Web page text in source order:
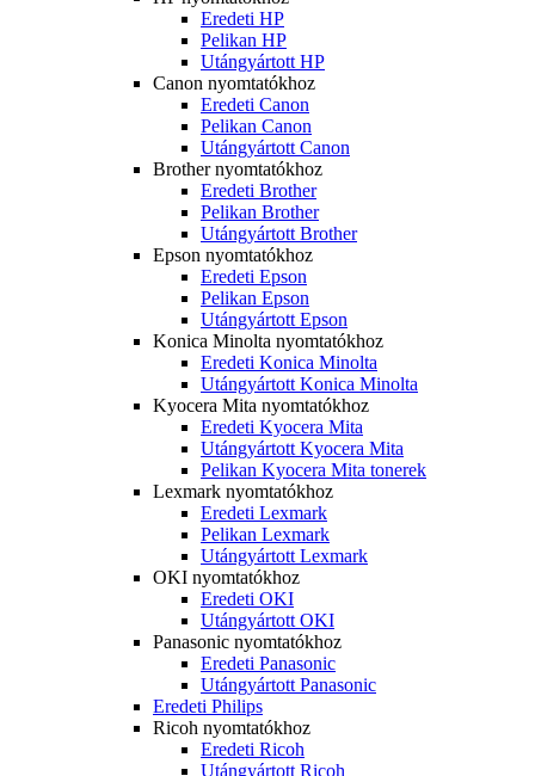
Eredeti HP
Pelikan HP
Utángyártott HP
Canon nyomtatókhoz
Eredeti Canon
Pelikan Canon
Utángyártott Canon
Brother nyomtatókhoz
Eredeti Brother
Pelikan Brother
Utángyártott Brother
Epson nyomtatókhoz
Eredeti Epson
Pelikan Epson
Utángyártott Epson
Konica Minolta nyomtatókhoz
Eredeti Konica Minolta
Utángyártott Konica Minolta
Kyocera Mita nyomtatókhoz
Eredeti Kyocera Mita
Utángyártott Kyocera Mita
Pelikan Kyocera Mita tonerek
Lexmark nyomtatókhoz
Eredeti Lexmark
Pelikan Lexmark
Utángyártott Lexmark
OKI nyomtatókhoz
Eredeti OKI
Utángyártott OKI
Panasonic nyomtatókhoz
Eredeti Panasonic
Utángyártott Panasonic
Eredeti Philips
Ricoh nyomtatókhoz
Eredeti Ricoh
Utángyártott Ricoh